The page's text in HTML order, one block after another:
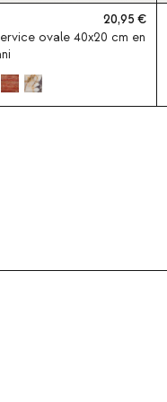
20,95
ovale 40x20 cm en